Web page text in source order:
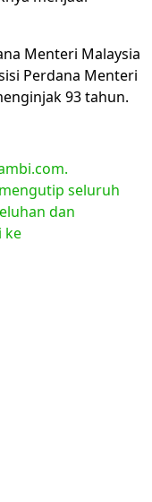
Menteri Malaysia
Perdana Menteri
93 tahun.
seluruh
dan
ke